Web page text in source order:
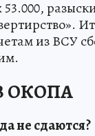
из ВСУ
ОКОПА
не сдаются?